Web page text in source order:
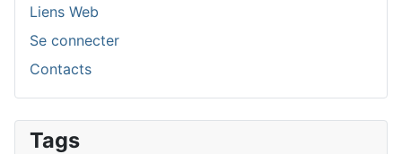
Liens Web
Se connecter
Contacts
Tags